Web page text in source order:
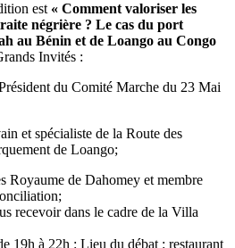
est« Comment valoriser les
négrière ? Le cas du port
au Bénin et de Loango au Congo
Invités :
du Comité Marche du 23 Mai
et spécialiste de la Route des
de Loango;
Royaume de Dahomey et membre
recevoir dans le cadre de la Villa
19h à 22h : Lieu du débat : restaurant